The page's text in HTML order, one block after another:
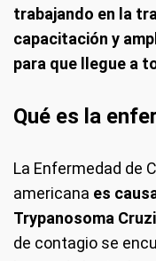
trabajando en la
capacitación y
para que llegue a
Qué es la
La Enfermedad de
americana es
Trypanosoma Cruzi
de contagio se